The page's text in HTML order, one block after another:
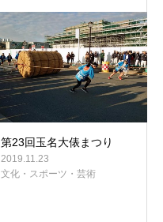
第23回玉名大俵まつり
2019.11.23
文化・スポーツ・芸術